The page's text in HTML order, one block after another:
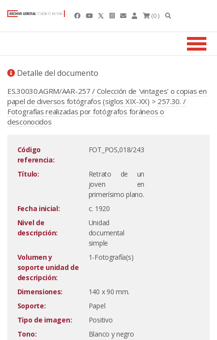
(0 )
Detalle del documento
ES.30030.AGRM/AAR-257 / Colección de 'vintages' o copias en
papel de diversos fotógrafos (siglos XIX-XX) > 257.30. /
Fotografías realizadas por fotógrafos foráneos o
desconocidos
Código
referencia:
FOT_POS,018/243
Título:
Retrato de un
joven en
primerísimo plano.
Fecha inicial:
c. 1920
Nivel de
descripción:
Unidad
documental
simple
Volumen y
soporte unidad de
descripción:
1-Fotografía(s)
Dimensiones:
140 x 90 mm.
Soporte:
Papel
Tipo de imagen:
Positivo
Tono:
Blanco y negro